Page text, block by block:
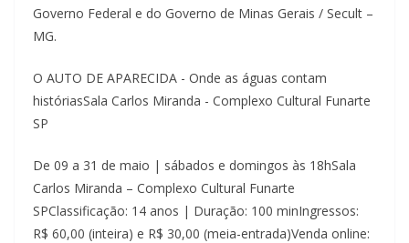
Governo Federal e do Governo de Minas Gerais / Secult –
MG.
O AUTO DE APARECIDA - Onde as águas contam
históriasSala Carlos Miranda - Complexo Cultural Funarte
SP
De 09 a 31 de maio | sábados e domingos às 18hSala
Carlos Miranda – Complexo Cultural Funarte
SPClassificação: 14 anos | Duração: 100 minIngressos:
R$ 60,00 (inteira) e R$ 30,00 (meia-entrada)Venda online: